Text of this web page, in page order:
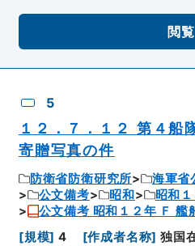
閲覧
5
１２．７．１２ 第４船
寄贈写真の件
防衛省防衛研究所 海軍省
公文備考
昭和
昭和
公文備考 昭和１２年 Ｆ 艦
[規模] 4 [作成者名称] 独国